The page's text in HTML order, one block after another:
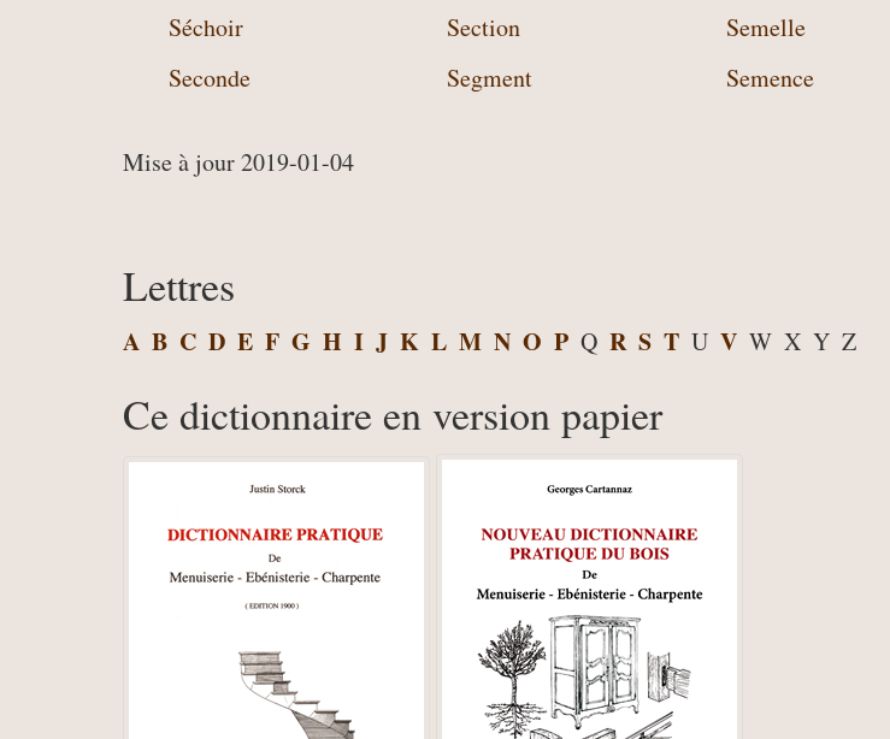
Séchoir
Seconde
Section
Segment
Semelle
Semence
Mise à jour 2019-01-04
Lettres
A B C D E F G H I J K L M N O P Q R S T U V W X Y Z
Ce dictionnaire en version papier